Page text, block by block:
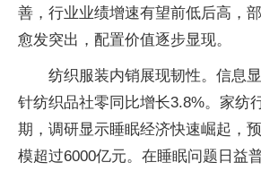
善，行业业绩增速有望前低后高，
愈发突出，配置价值逐步显现。
纺织服装内销展现韧性。信息
针纺织品社零同比增长3.8%。家纺
期，调研显示睡眠经济快速崛起，
模超过6000亿元。在睡眠问题日益